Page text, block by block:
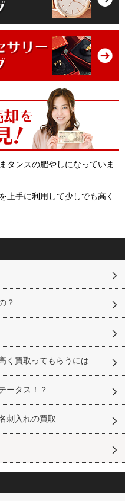
タンスの肥やしになっていま
上手に利用して少しでも高く
？
く買取ってもらうには
ータス！？
刺入れの買取